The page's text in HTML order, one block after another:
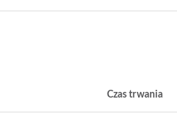
Czas trwania